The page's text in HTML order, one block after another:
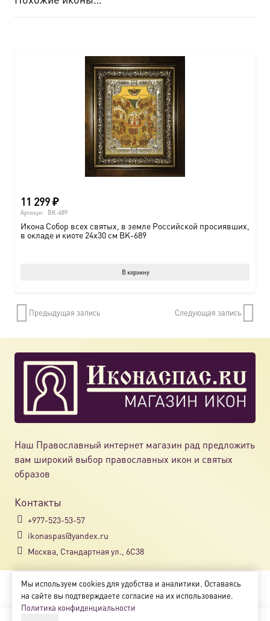
11 299₽
Артикул: BK-689
Икона Собор всех святых, в земле Российской просиявших,
в окладе и киоте 24х30 см BK-689
В корзину
Предыдущая запись Следующая запись
Наш Православный интернет магазин рад предложить
вам широкий выбор православных икон и святых
образов
Контакты
+977-523-53-57
ikonaspas@yandex.ru
Москва, Стандартная ул., 6С38
Copyright © 2018-2025
Магазин православных икон «ikonaspas.ru»
Мы используем cookies для удобства и аналитики. Оставаясь
на сайте вы подтверждаете согласие на их использование.
Политика конфиденциальности